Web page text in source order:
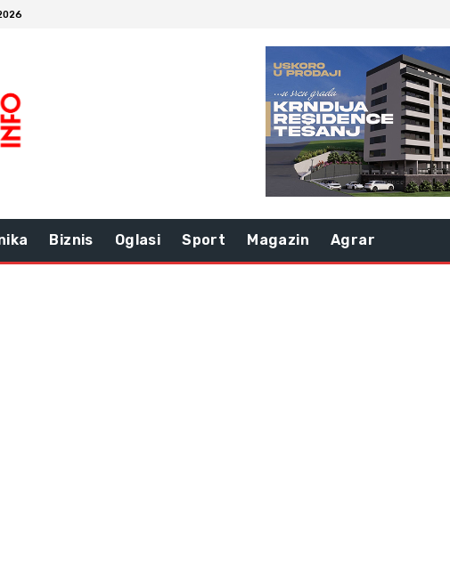
Biznis Oglasi Sport Magazin Agrar